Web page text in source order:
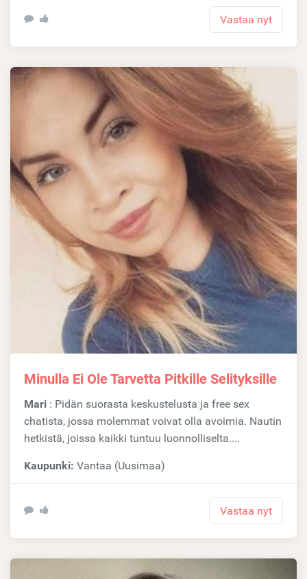
Vastaa nyt
Minulla Ei Ole Tarvetta Pitkille Selityksille
Mari : Pidän suorasta keskustelusta ja free sex
chatista, jossa molemmat voivat olla avoimia. Nautin
hetkistä, joissa kaikki tuntuu luonnolliselta....
Kaupunki: Vantaa (Uusimaa)
Vastaa nyt